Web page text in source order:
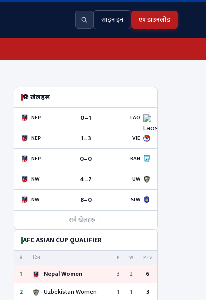
साइन इन एप डाउनलोड
⚽ खेलहरू
NEP 0–1 LAO
NEP 1–3 VIE
NEP 0–0 BAN
NW 4–7 UW
NW 8–0 SLW
सबै खेलहरू →
AFC ASIAN CUP QUALIFIER
# टिम P W PTS
1 Nepal Women 3 2
6
2
Uzbekistan Women 1 1
3